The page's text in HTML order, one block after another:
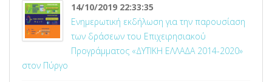
14/10/2019 22:33:35
Ενημερωτική εκδήλωση για την παρουσίαση
των δράσεων του Επιχειρησιακού
Προγράμματος «ΔΥΤΙΚΗ ΕΛΛΑΔΑ 2014-2020»
στον Πύργο